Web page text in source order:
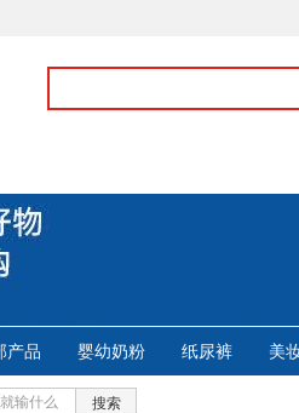
产品 婴幼奶粉 纸尿裤 美
搜索